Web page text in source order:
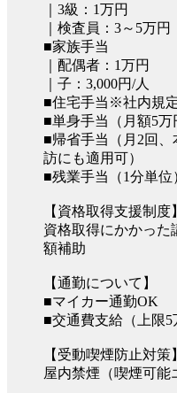
｜3級：1万円
｜検査員：3～5万円
■家族手当
｜配偶者：1万円
｜子：3,000円/人
■住宅手当※社内規
■単身手当（月額5万
■帰省手当（月2回
訪にも適用可）
■残業手当（1分単位
【資格取得支援制度】
資格取得にかかった
額補助
【通勤について】
■マイカー通勤OK
■交通費支給（上限5
【受動喫煙防止対策】
屋内禁煙（喫煙可能